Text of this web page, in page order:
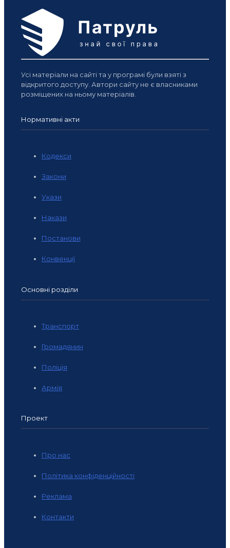
Усі матеріали на сайті та у програмі були взяті з
відкритого доступу. Автори сайту не є власниками
розміщених на ньому матеріалів.
Нормативні акти
Кодекси
Закони
Укази
Накази
Постанови
Конвенції
Основні розділи
Транспорт
Громадянин
Поліція
Армія
Проект
Про нас
Політика конфіденційності
Реклама
Контакти